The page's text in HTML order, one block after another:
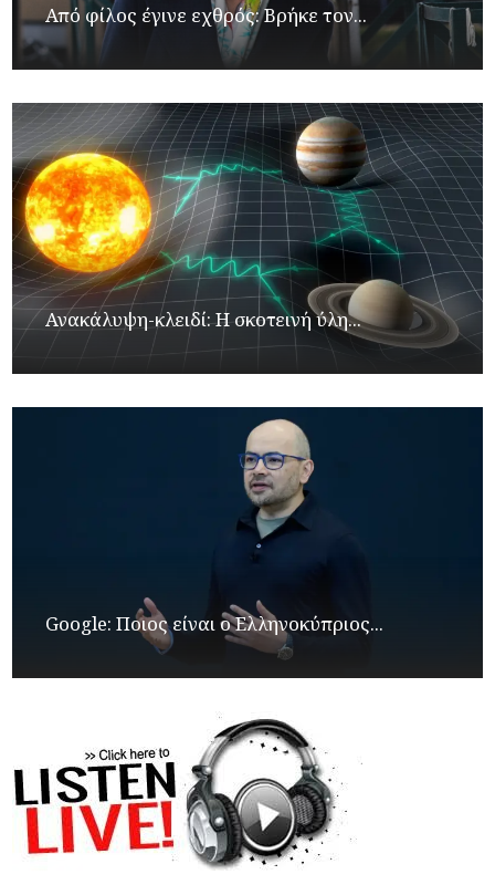
Από φίλος έγινε εχθρός: Βρήκε τον...
Ανακάλυψη-κλειδί: Η σκοτεινή ύλη...
Google: Ποιος είναι ο Ελληνοκύπριος...